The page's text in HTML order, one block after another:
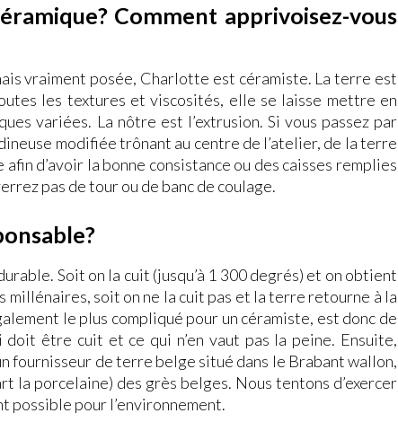
Comment apprivoisez-vous
vraiment posée, Charlotte est céramiste. La terre est
les textures et viscosités, elle se laisse mettre en
variées. La nôtre est l’extrusion. Si vous passez par
modifiée trônant au centre de l’atelier, de la terre
d’avoir la bonne consistance ou des caisses remplies
pas de tour ou de banc de coulage.
Soit on la cuit (jusqu’à 1 300 degrés) et on obtient
millénaires, soit on ne la cuit pas et la terre retourne à la
le plus compliqué pour un céramiste, est donc de
être cuit et ce qui n’en vaut pas la peine. Ensuite,
fournisseur de terre belge situé dans le Brabant wallon,
la porcelaine) des grès belges. Nous tentons d’exercer
possible pour l’environnement.